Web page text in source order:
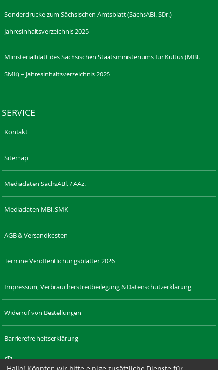
Sonderdrucke zum Sächsischen Amtsblatt (SächsABl. SDr.) –
Jahresinhaltsverzeichnis 2025
Ministerialblatt des Sächsischen Staatsministeriums für Kultus (MBl.
SMK) – Jahresinhaltsverzeichnis 2025
SERVICE
Kontakt
Sitemap
Mediadaten SächsABl. / AAz.
Mediadaten MBl. SMK
AGB & Versandkosten
Termine Veröffentlichungsblätter 2026
Impressum, Verbraucherstreitbeilegung & Datenschutzerklärung
Widerruf von Bestellungen
Barrierefreiheitserklärung
Cookie-Einstellungen